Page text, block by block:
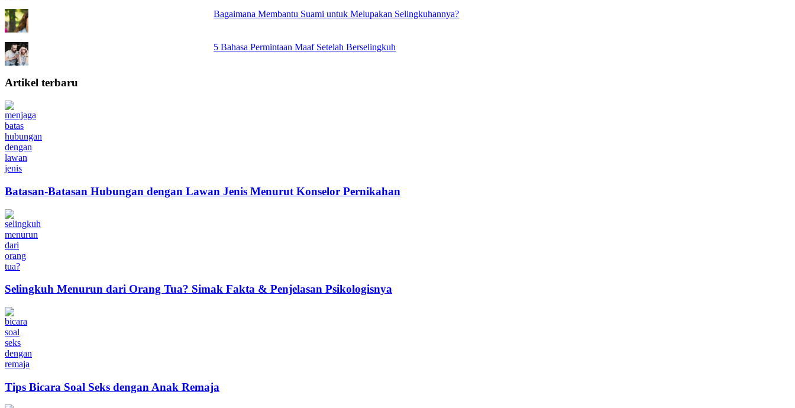
Bagaimana Membantu Suami untuk Melupakan Selingkuhannya?
5 Bahasa Permintaan Maaf Setelah Berselingkuh
Artikel terbaru
Batasan-Batasan Hubungan dengan Lawan Jenis Menurut Konselor Pernikahan
Selingkuh Menurun dari Orang Tua? Simak Fakta & Penjelasan Psikologisnya
Tips Bicara Soal Seks dengan Anak Remaja